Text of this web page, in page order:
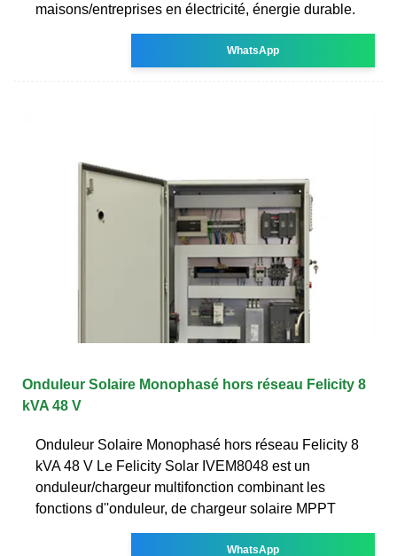
maisons/entreprises en électricité, énergie durable.
WhatsApp
Onduleur Solaire Monophasé hors réseau Felicity 8
kVA 48 V
Onduleur Solaire Monophasé hors réseau Felicity 8
kVA 48 V Le Felicity Solar IVEM8048 est un
onduleur/chargeur multifonction combinant les
fonctions d''onduleur, de chargeur solaire MPPT
WhatsApp